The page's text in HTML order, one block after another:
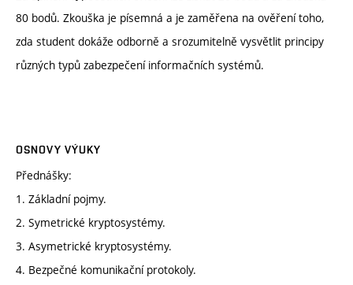
80 bodů. Zkouška je písemná a je zaměřena na ověření toho,
zda student dokáže odborně a srozumitelně vysvětlit principy
různých typů zabezpečení informačních systémů.
OSNOVY VÝUKY
Přednášky:
1. Základní pojmy.
2. Symetrické kryptosystémy.
3. Asymetrické kryptosystémy.
4. Bezpečné komunikační protokoly.